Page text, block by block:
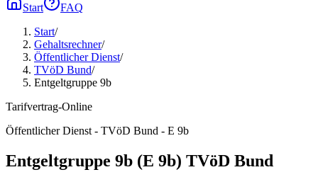
Start
FAQ
Start/
Gehaltsrechner/
Öffentlicher Dienst/
TVöD Bund/
Entgeltgruppe 9b
Tarifvertrag-Online
Öffentlicher Dienst - TVöD Bund - E 9b
Entgeltgruppe 9b (E 9b) TVöD Bund